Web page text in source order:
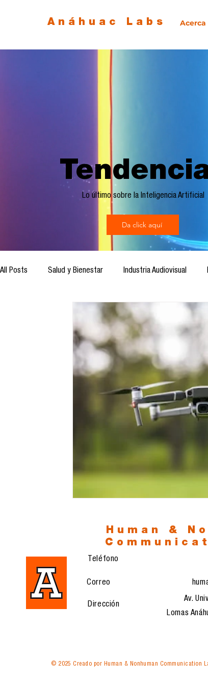
Anáhuac Labs Acerca
Lo último sobre la Inteligencia Artificial
Da click aquí
All Posts Salud y Bienestar Industria Audiovisual
Cultura Digital
Ética de la Comunicación Investigación
Novedades Podcast
Human &
Teléfono
Av.
Lomas
Correo
Dirección
© 2025 Creado por Human & Nonhuman Communication